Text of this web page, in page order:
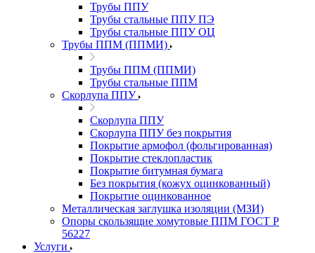
Трубы ППУ
Трубы стальные ППУ ПЭ
Трубы стальные ППУ ОЦ
Трубы ППМ (ППМИ)
Трубы ППМ (ППМИ)
Трубы стальные ППМ
Скорлупа ППУ
Скорлупа ППУ
Скорлупа ППУ без покрытия
Покрытие армофол (фольгированная)
Покрытие стеклопластик
Покрытие битумная бумага
Без покрытия (кожух оцинкованный)
Покрытие оцинкованное
Металлическая заглушка изоляции (МЗИ)
Опоры скользящие хомутовые ППМ ГОСТ Р
56227
Услуги